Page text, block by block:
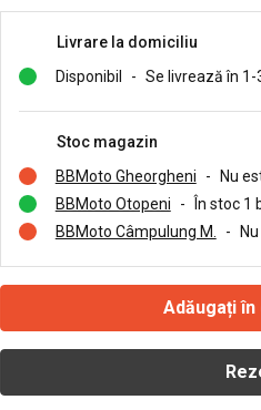
Livrare la domiciliu
Disponibil
- Se livrează în 1-
Stoc magazin
BBMoto Gheorgheni
-
Nu
BBMoto Otopeni
-
În stoc 1
BBMoto Câmpulung M.
-
Adăugați în